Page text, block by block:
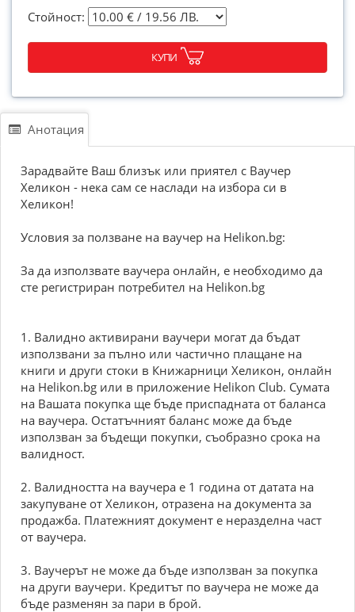
Стойност:
КУПИ
Анотация
Зарадвайте Ваш близък или приятел с Ваучер
Хеликон - нека сам се наслади на избора си в
Хеликон!
Условия за ползване на ваучер на Helikon.bg:
За да използвате ваучера онлайн, е необходимо да
сте регистриран потребител на Helikon.bg
1. Валидно активирани ваучери могат да бъдат
използвани за пълно или частично плащане на
книги и други стоки в Книжарници Хеликон, онлайн
на Helikon.bg или в приложение Helikon Club. Сумата
на Вашата покупка ще бъде приспадната от баланса
на ваучера. Остатъчният баланс може да бъде
използван за бъдещи покупки, съобразно срока на
валидност.
2. Валидността на ваучера е 1 година от датата на
закупуване от Хеликон, отразена на документа за
продажба. Платежният документ е неразделна част
от ваучера.
3. Ваучерът не може да бъде използван за покупка
на други ваучери. Кредитът по ваучера не може да
бъде разменян за пари в брой.